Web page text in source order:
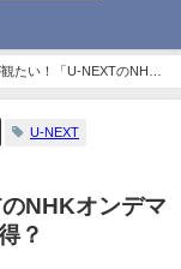
たい！「U-NEXTのNHK
U-NEXT
NHKオンデマ
？